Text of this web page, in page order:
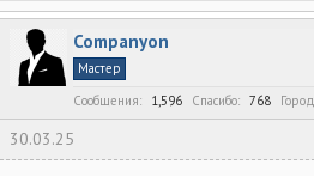
а
к
ц
и
и
Companyon
Мастер
Сообщения
1,596 Спасибо 768 Город
30.03.25